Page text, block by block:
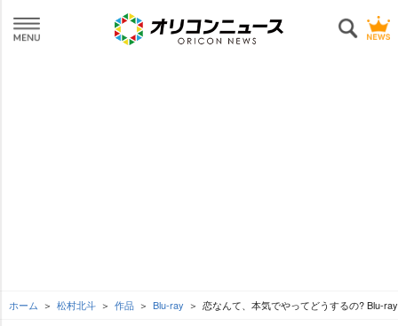
ホーム 松村北斗 作品 Blu-ray 恋なんて、本気でやってどうするの? Blu-